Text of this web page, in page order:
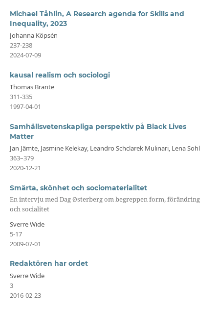
Michael Tåhlin, A Research agenda for Skills and
Inequality, 2023
Johanna Köpsén
237-238
2024-07-09
kausal realism och sociologi
Thomas Brante
311-335
1997-04-01
Samhällsvetenskapliga perspektiv på Black Lives
Matter
Jan Jämte, Jasmine Kelekay, Leandro Schclarek Mulinari, Lena Sohl
363–379
2020-12-21
Smärta, skönhet och sociomaterialitet
En intervju med Dag Østerberg om begreppen form, förändring
och socialitet
Sverre Wide
5-17
2009-07-01
Redaktören har ordet
Sverre Wide
3
2016-02-23